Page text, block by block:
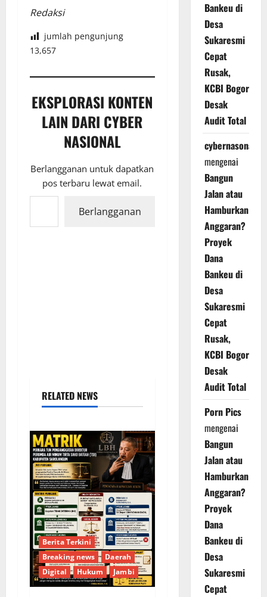
Redaksi
jumlah pengunjung
13,657
EKSPLORASI KONTEN
LAIN DARI CYBER
NASIONAL
Berlangganan untuk dapatkan
pos terbaru lewat email.
Ketikkan email Anda...
Berlangganan
RELATED NEWS
Berita Terkini
Breaking news
Daerah
Digital
Hukum Jambi
Bankeu di
Desa
Sukaresmi
Cepat
Rusak,
KCBI Bogor
Desak
Audit Total
cybernasonal
mengenai
Bangun
Jalan atau
Hamburkan
Anggaran?
Proyek
Dana
Bankeu di
Desa
Sukaresmi
Cepat
Rusak,
KCBI Bogor
Desak
Audit Total
Porn Pics
mengenai
Bangun
Jalan atau
Hamburkan
Anggaran?
Proyek
Dana
Bankeu di
Desa
Sukaresmi
Cepat